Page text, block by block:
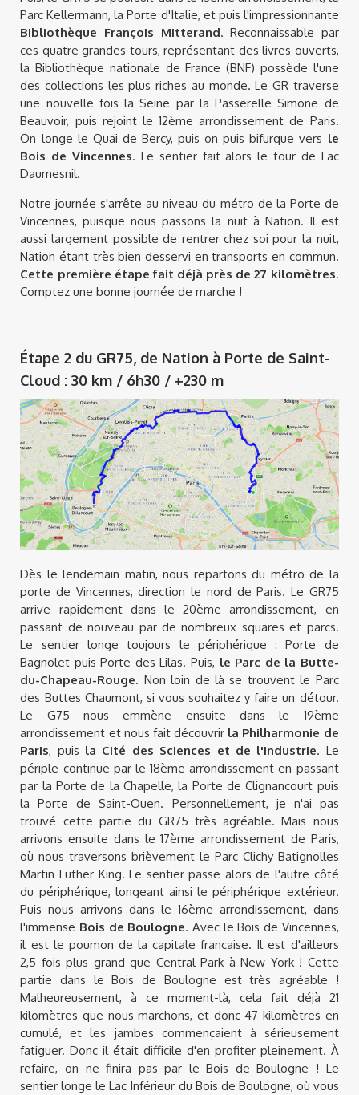
Parc Kellermann, la Porte d'Italie, et puis l'impressionnante
Bibliothèque François Mitterand. Reconnaissable par
ces quatre grandes tours, représentant des livres ouverts,
la Bibliothèque nationale de France (BNF) possède l'une
des collections les plus riches au monde. Le GR traverse
une nouvelle fois la Seine par la Passerelle Simone de
Beauvoir, puis rejoint le 12ème arrondissement de Paris.
On longe le Quai de Bercy, puis on puis bifurque vers le
Bois de Vincennes. Le sentier fait alors le tour de Lac
Daumesnil.
Notre journée s'arrête au niveau du métro de la Porte de
Vincennes, puisque nous passons la nuit à Nation. Il est
aussi largement possible de rentrer chez soi pour la nuit,
Nation étant très bien desservi en transports en commun.
Cette première étape fait déjà près de 27 kilomètres.
Comptez une bonne journée de marche !
Étape 2 du GR75, de Nation à Porte de Saint-
Cloud : 30 km / 6h30 / +230 m
Dès le lendemain matin, nous repartons du métro de la
porte de Vincennes, direction le nord de Paris. Le GR75
arrive rapidement dans le 20ème arrondissement, en
passant de nouveau par de nombreux squares et parcs.
Le sentier longe toujours le périphérique : Porte de
Bagnolet puis Porte des Lilas. Puis, le Parc de la Butte-
du-Chapeau-Rouge. Non loin de là se trouvent le Parc
des Buttes Chaumont, si vous souhaitez y faire un détour.
Le G75 nous emmène ensuite dans le 19ème
arrondissement et nous fait découvrir la Philharmonie de
Paris, puis la Cité des Sciences et de l'Industrie. Le
périple continue par le 18ème arrondissement en passant
par la Porte de la Chapelle, la Porte de Clignancourt puis
la Porte de Saint-Ouen. Personnellement, je n'ai pas
trouvé cette partie du GR75 très agréable. Mais nous
arrivons ensuite dans le 17ème arrondissement de Paris,
où nous traversons brièvement le Parc Clichy Batignolles
Martin Luther King. Le sentier passe alors de l'autre côté
du périphérique, longeant ainsi le périphérique extérieur.
Puis nous arrivons dans le 16ème arrondissement, dans
l'immense Bois de Boulogne. Avec le Bois de Vincennes,
il est le poumon de la capitale française. Il est d'ailleurs
2,5 fois plus grand que Central Park à New York ! Cette
partie dans le Bois de Boulogne est très agréable !
Malheureusement, à ce moment-là, cela fait déjà 21
kilomètres que nous marchons, et donc 47 kilomètres en
cumulé, et les jambes commençaient à sérieusement
fatiguer. Donc il était difficile d'en profiter pleinement. À
refaire, on ne finira pas par le Bois de Boulogne ! Le
sentier longe le Lac Inférieur du Bois de Boulogne, où vous